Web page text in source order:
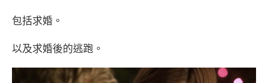
包括求婚。
以及求婚後的逃跑。